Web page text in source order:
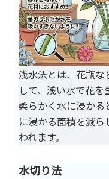
浅水法とは、花瓶な
して、浅い水で花
柔らかく水に浸か
に浸かる面積を減
われます。
水切り法